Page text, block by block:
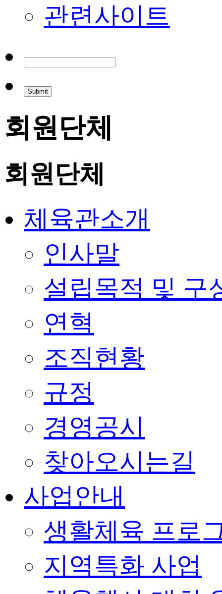
관련사이트
회원단체
회원단체
체육관소개
인사말
설립목적 및 구
연혁
조직현황
규정
경영공시
찾아오시는길
사업안내
생활체육 프로
지역특화 사업